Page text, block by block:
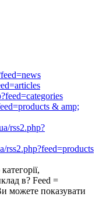
& amp;
rss2.php?
rss2.php?feed=products
в? Feed =
можете показувати